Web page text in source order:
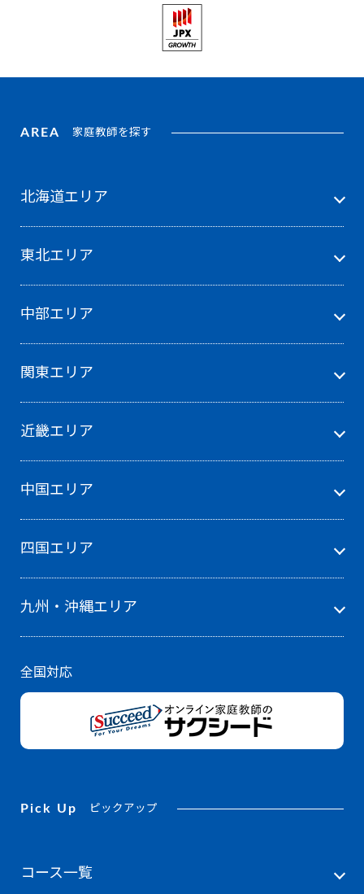
AREA 家庭教師を探す
北海道エリア
東北エリア
中部エリア
関東エリア
近畿エリア
中国エリア
四国エリア
九州・沖縄エリア
全国対応
Pick Up ピックアップ
コース一覧